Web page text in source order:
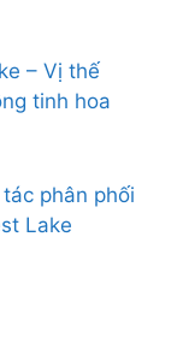
– Vị thế
tinh hoa
phân phối
Lake